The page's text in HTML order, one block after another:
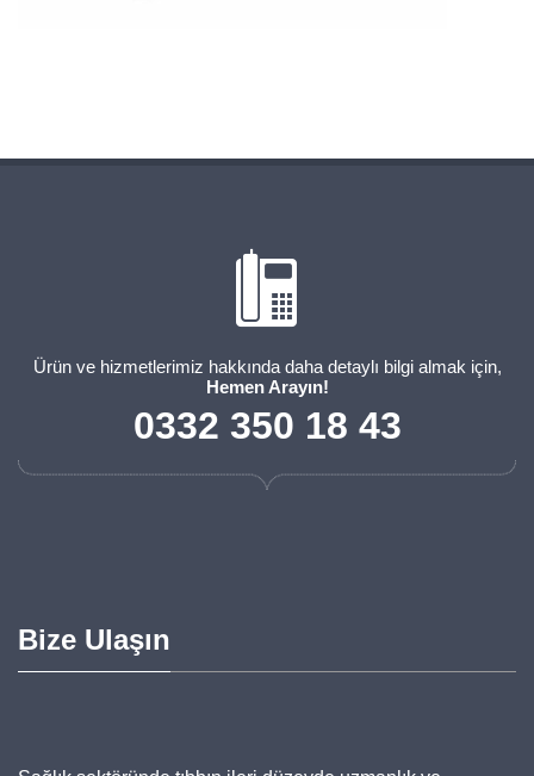
Ürün ve hizmetlerimiz hakkında daha detaylı bilgi almak için,
Hemen Arayın!
0332 350 18 43
Bize Ulaşın